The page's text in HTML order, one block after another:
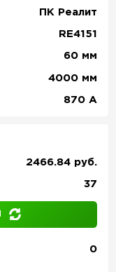
ПК Реалит
RE4151
60 мм
4000 мм
870 А
2466.84 руб.
37
0